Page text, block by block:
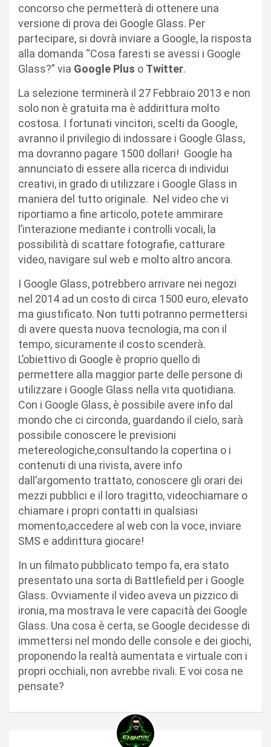
concorso che permetterà di ottenere una
versione di prova dei Google Glass. Per
partecipare, si dovrà inviare a Google, la risposta
alla domanda “Cosa faresti se avessi i Google
Glass?” via Google Plus o Twitter.
La selezione terminerà il 27 Febbraio 2013 e non
solo non è gratuita ma è addirittura molto
costosa. I fortunati vincitori, scelti da Google,
avranno il privilegio di indossare i Google Glass,
ma dovranno pagare 1500 dollari! Google ha
annunciato di essere alla ricerca di individui
creativi, in grado di utilizzare i Google Glass in
maniera del tutto originale. Nel video che vi
riportiamo a fine articolo, potete ammirare
l’interazione mediante i controlli vocali, la
possibilità di scattare fotografie, catturare
video, navigare sul web e molto altro ancora.
I Google Glass, potrebbero arrivare nei negozi
nel 2014 ad un costo di circa 1500 euro, elevato
ma giustificato. Non tutti potranno permettersi
di avere questa nuova tecnologia, ma con il
tempo, sicuramente il costo scenderà.
L’obiettivo di Google è proprio quello di
permettere alla maggior parte delle persone di
utilizzare i Google Glass nella vita quotidiana.
Con i Google Glass, è possibile avere info dal
mondo che ci circonda, guardando il cielo, sarà
possibile conoscere le previsioni
metereologiche,consultando la copertina o i
contenuti di una rivista, avere info
dall’argomento trattato, conoscere gli orari dei
mezzi pubblici e il loro tragitto, videochiamare o
chiamare i propri contatti in qualsiasi
momento,accedere al web con la voce, inviare
SMS e addirittura giocare!
In un filmato pubblicato tempo fa, era stato
presentato una sorta di Battlefield per i Google
Glass. Ovviamente il video aveva un pizzico di
ironia, ma mostrava le vere capacità dei Google
Glass. Una cosa è certa, se Google decidesse di
immettersi nel mondo delle console e dei giochi,
proponendo la realtà aumentata e virtuale con i
propri occhiali, non avrebbe rivali. E voi cosa ne
pensate?